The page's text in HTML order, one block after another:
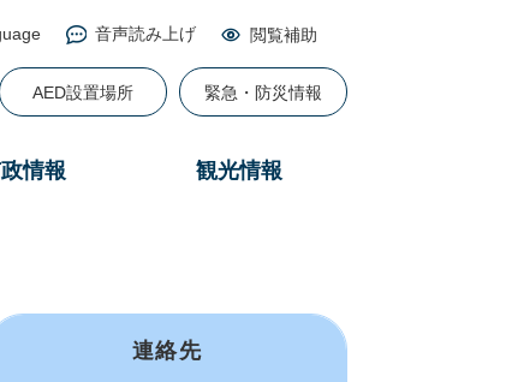
音声読み上げ 閲覧補助
AED設置場所 緊急・防災情報
情報 観光情報
連絡先